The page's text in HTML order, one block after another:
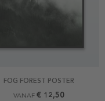
FOG FOREST POSTER
VANAF € 12,50